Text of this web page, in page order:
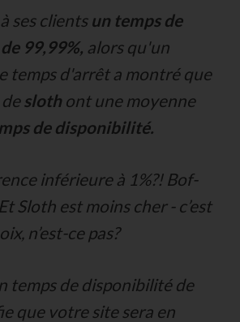
ses clients un temps de
99,99%, alors qu'un
temps d'arrêt a montré que
sloth ont une moyenne
de disponibilité.
inférieure à 1%?! Bof-
Sloth est moins cher - c’est
n’est-ce pas?
temps de disponibilité de
que votre site sera en